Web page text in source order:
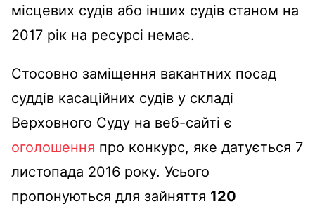
місцевих судів або інших судів станом на
2017 рік на ресурсі немає.
Стосовно заміщення вакантних посад
суддів касаційних судів у складі
Верховного Суду на веб-сайті є
оголошення про конкурс, яке датується 7
листопада 2016 року. Усього
пропонуються для зайняття 120